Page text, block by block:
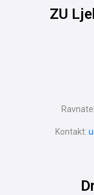
ZU
Kontakt: